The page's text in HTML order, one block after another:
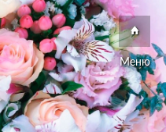
Меню